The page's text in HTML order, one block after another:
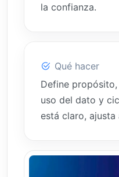
la confianza.
Qué hacer
Define
uso del dato y
está claro, ajusta